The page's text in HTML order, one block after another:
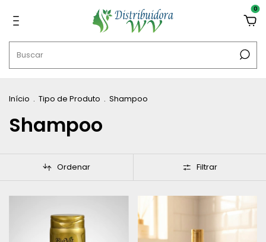
0
Início . Tipo de Produto . Shampoo
Shampoo
Ordenar Filtrar